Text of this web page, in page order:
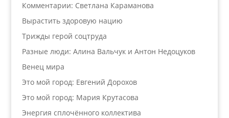
Комментарии: Светлана Караманова
Вырастить здоровую нацию
Трижды герой соцтруда
Разные люди: Алина Вальчук и Антон Недоцуков
Венец мира
Это мой город: Евгений Дорохов
Это мой город: Мария Крутасова
Энергия сплочённого коллектива